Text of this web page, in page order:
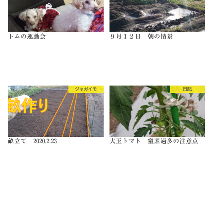
トムの運動会 ９月１２日 朝の情景
ジャガイモ
畝立て 2020.2.23
日記
大玉トマト 窒素過多の注意点